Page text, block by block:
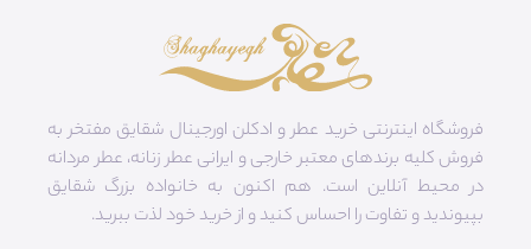
فروشگاه اینترنتی خرید عطر و ادکلن اورجینال شقایق مفتخر به
فروش کلیه برندهای معتبر خارجی و ایرانی عطر زنانه، عطر مردانه
در محیط آنلاین است. هم‌ اکنون به خانواده بزرگ شقایق
بپیوندید و تفاوت را احساس کنید و از خرید خود لذت ببرید.